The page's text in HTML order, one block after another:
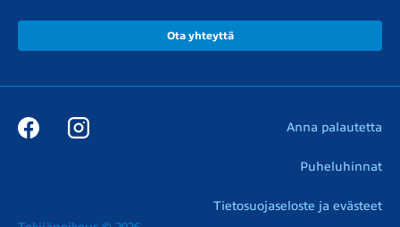
Ota yhteyttä
Anna palautetta
Puheluhinnat
Tietosuojaseloste ja evästeet